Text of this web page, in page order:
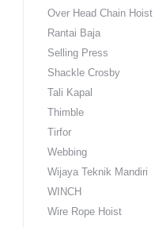
Over Head Chain Hoist
Rantai Baja
Selling Press
Shackle Crosby
Tali Kapal
Thimble
Tirfor
Webbing
Wijaya Teknik Mandiri
WINCH
Wire Rope Hoist